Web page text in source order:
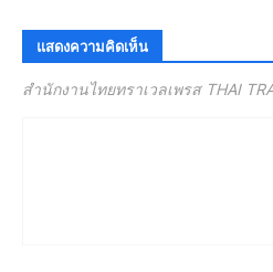
แสดงความคิดเห็น
สำนักงานไทยทราเวลเพรส THAI